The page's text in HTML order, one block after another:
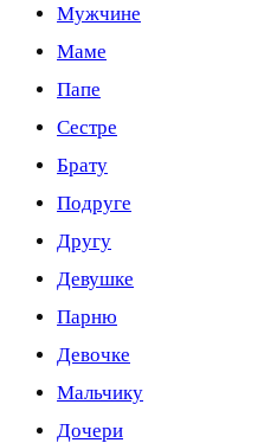
Мужчине
Маме
Папе
Сестре
Брату
Подруге
Другу
Девушке
Парню
Девочке
Мальчику
Дочери